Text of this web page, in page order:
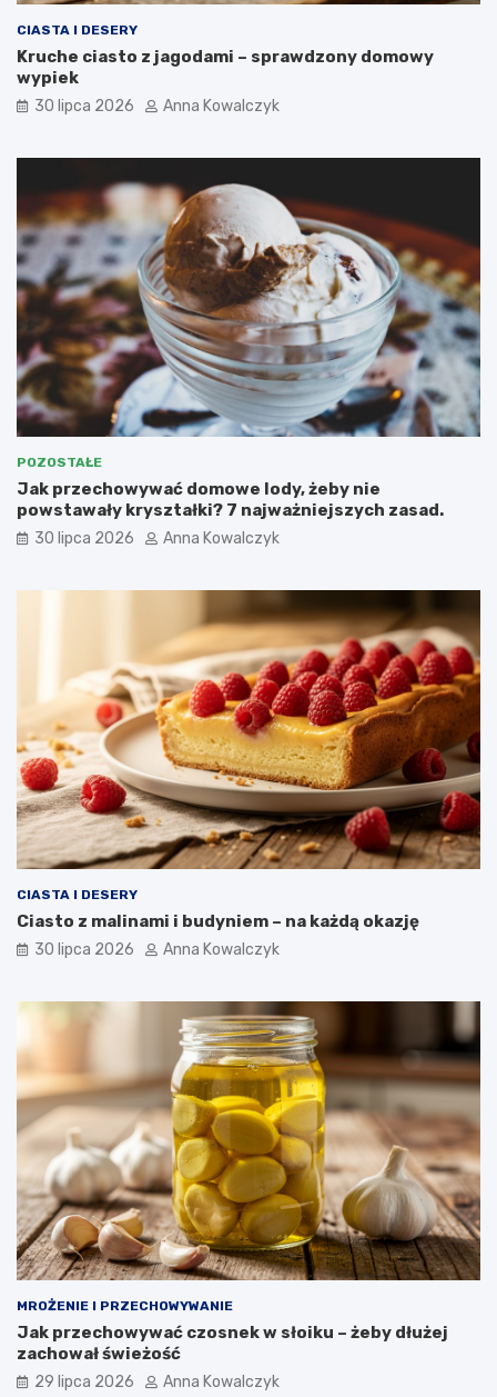
CIASTA I DESERY
Kruche ciasto z jagodami – sprawdzony domowy
wypiek
30 lipca 2026 Anna Kowalczyk
POZOSTAŁE
Jak przechowywać domowe lody, żeby nie
powstawały kryształki? 7 najważniejszych zasad.
30 lipca 2026 Anna Kowalczyk
CIASTA I DESERY
Ciasto z malinami i budyniem – na każdą okazję
30 lipca 2026 Anna Kowalczyk
MROŻENIE I PRZECHOWYWANIE
Jak przechowywać czosnek w słoiku – żeby dłużej
zachował świeżość
29 lipca 2026 Anna Kowalczyk